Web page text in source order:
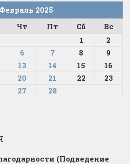
Февраль 2025
Чт Пт Сб
Вс
1
2
6 7 8
9
13 14 15
16
20 21 22
23
27
28
(Подведение